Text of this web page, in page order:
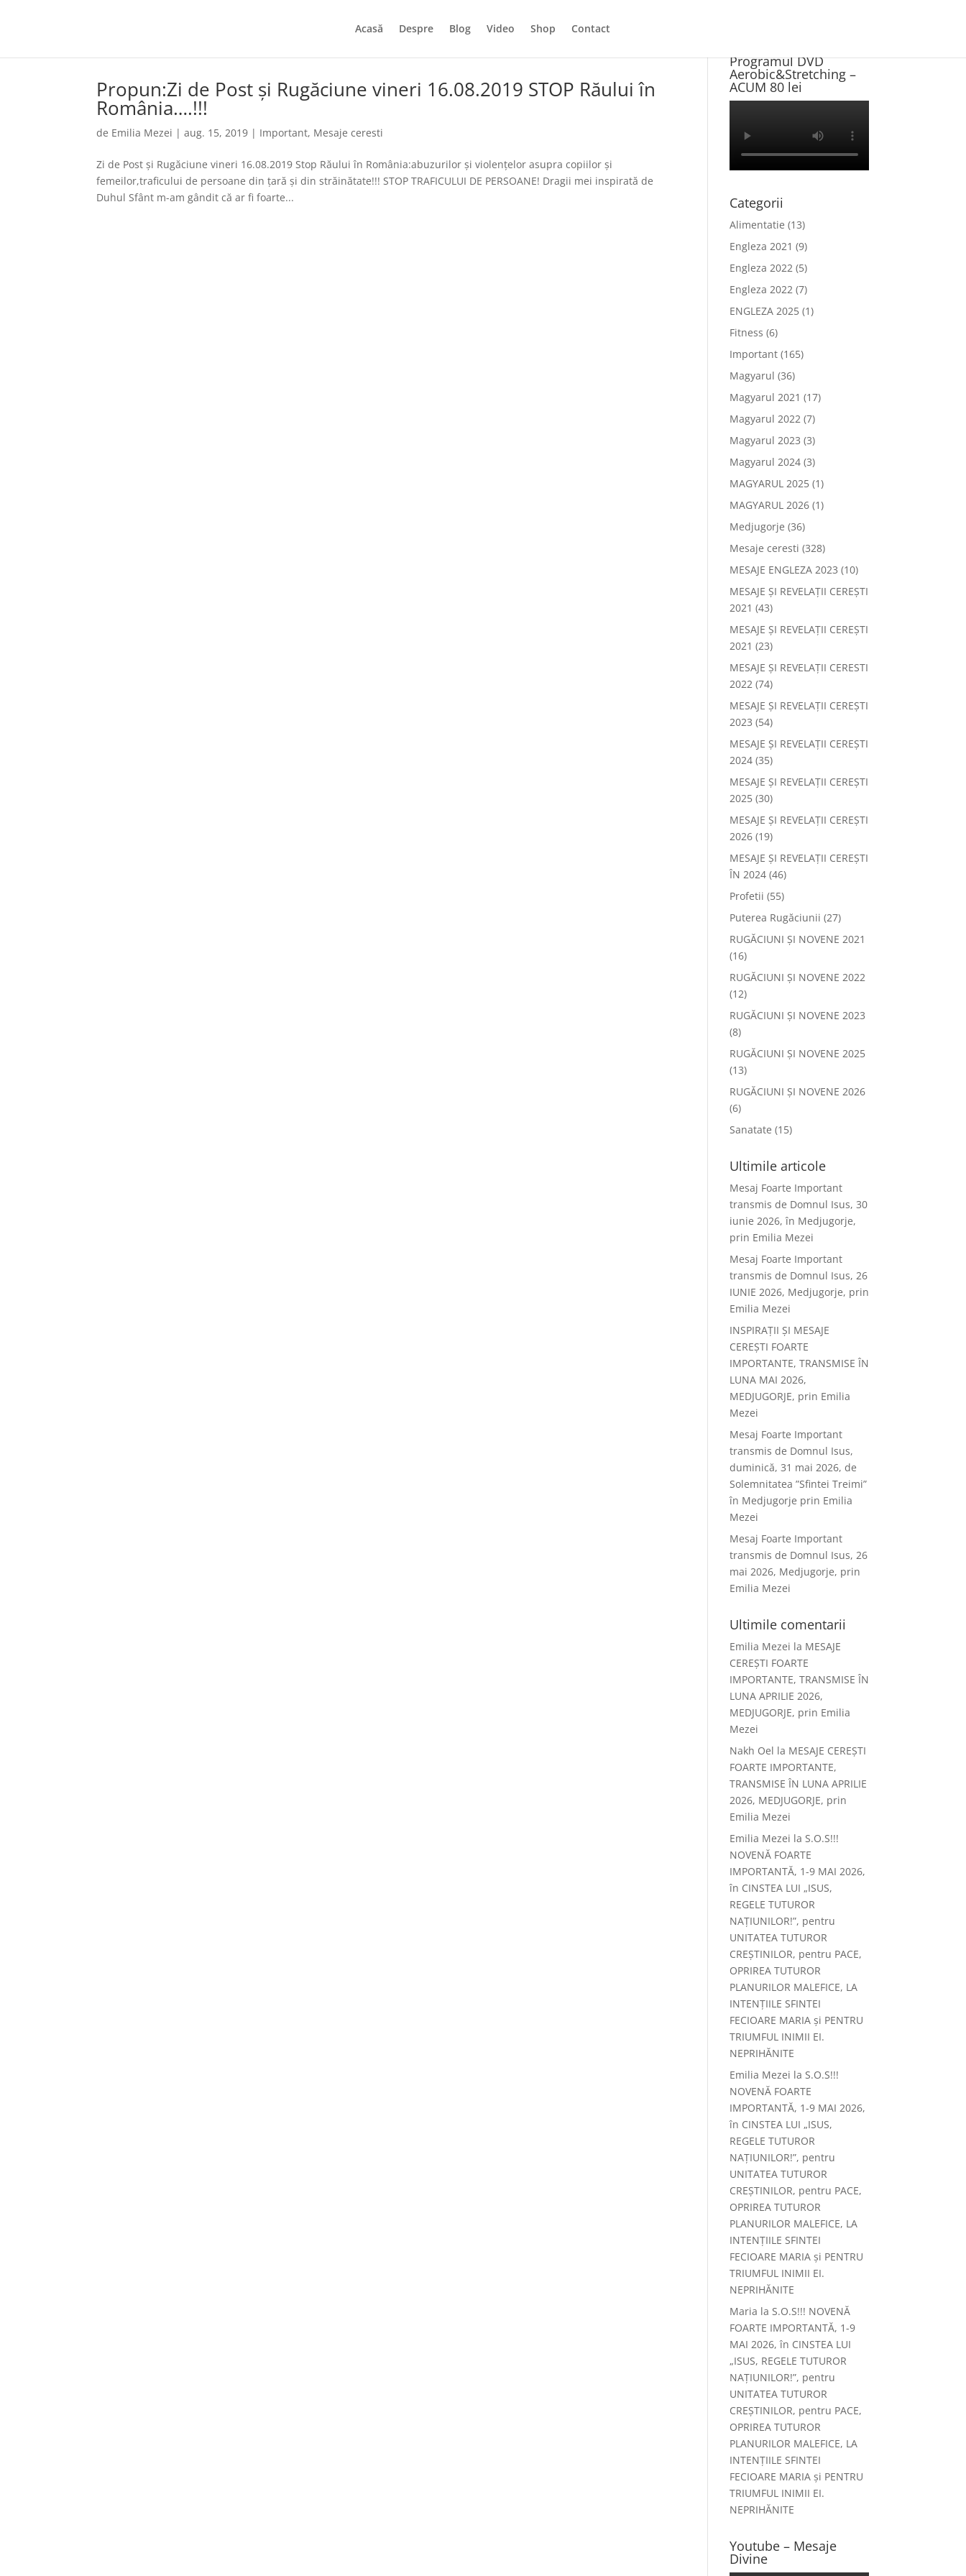
Acasă Despre Blog Video Shop Contact
Propun:Zi de Post şi Rugăciune vineri 16.08.2019 STOP Răului în
România….!!!
de Emilia Mezei |aug. 15, 2019 | Important, Mesaje ceresti
Zi de Post şi Rugăciune vineri 16.08.2019 Stop Răului în România:abuzurilor și violențelor asupra copiilor și
femeilor,traficului de persoane din țară și din străinătate!!! STOP TRAFICULUI DE PERSOANE! Dragii mei inspirată de
Duhul Sfânt m-am gândit că ar fi foarte...
Programul DVD
Aerobic&Stretching –
ACUM 80 lei
Categorii
Alimentatie (13)
Engleza 2021 (9)
Engleza 2022 (5)
Engleza 2022 (7)
ENGLEZA 2025 (1)
Fitness (6)
Important (165)
Magyarul (36)
Magyarul 2021 (17)
Magyarul 2022 (7)
Magyarul 2023 (3)
Magyarul 2024 (3)
MAGYARUL 2025 (1)
MAGYARUL 2026 (1)
Medjugorje (36)
Mesaje ceresti (328)
MESAJE ENGLEZA 2023 (10)
MESAJE ȘI REVELAȚII CEREȘTI
2021 (43)
MESAJE ȘI REVELAȚII CEREȘTI
2021 (23)
MESAJE ȘI REVELAȚII CERESTI
2022 (74)
MESAJE ȘI REVELAȚII CEREȘTI
2023 (54)
MESAJE ȘI REVELAȚII CEREȘTI
2024 (35)
MESAJE ȘI REVELAȚII CEREȘTI
2025 (30)
MESAJE ȘI REVELAȚII CEREȘTI
2026 (19)
MESAJE ȘI REVELAȚII CEREȘTI
ÎN 2024 (46)
Profetii (55)
Puterea Rugăciunii (27)
RUGĂCIUNI ȘI NOVENE 2021
(16)
RUGĂCIUNI ȘI NOVENE 2022
(12)
RUGĂCIUNI ȘI NOVENE 2023
(8)
RUGĂCIUNI ȘI NOVENE 2025
(13)
RUGĂCIUNI ȘI NOVENE 2026
(6)
Sanatate (15)
Ultimile articole
Mesaj Foarte Important
transmis de Domnul Isus, 30
iunie 2026, în Medjugorje,
prin Emilia Mezei
Mesaj Foarte Important
transmis de Domnul Isus, 26
IUNIE 2026, Medjugorje, prin
Emilia Mezei
INSPIRAȚII ȘI MESAJE
CEREȘTI FOARTE
IMPORTANTE, TRANSMISE ÎN
LUNA MAI 2026,
MEDJUGORJE, prin Emilia
Mezei
Mesaj Foarte Important
transmis de Domnul Isus,
duminică, 31 mai 2026, de
Solemnitatea ”Sfintei Treimi”
în Medjugorje prin Emilia
Mezei
Mesaj Foarte Important
transmis de Domnul Isus, 26
mai 2026, Medjugorje, prin
Emilia Mezei
Ultimile comentarii
Emilia Mezei la MESAJE
CEREȘTI FOARTE
IMPORTANTE, TRANSMISE ÎN
LUNA APRILIE 2026,
MEDJUGORJE, prin Emilia
Mezei
Nakh Oel la MESAJE CEREȘTI
FOARTE IMPORTANTE,
TRANSMISE ÎN LUNA APRILIE
2026, MEDJUGORJE, prin
Emilia Mezei
Emilia Mezei laS.O.S!!!
NOVENĂ FOARTE
IMPORTANTĂ, 1-9 MAI 2026,
în CINSTEA LUI „ISUS,
REGELE TUTUROR
NAȚIUNILOR!”, pentru
UNITATEA TUTUROR
CREȘTINILOR, pentru PACE,
OPRIREA TUTUROR
PLANURILOR MALEFICE, LA
INTENȚIILE SFINTEI
FECIOARE MARIA și PENTRU
TRIUMFUL INIMII EI.
NEPRIHĂNITE
Emilia Mezei laS.O.S!!!
NOVENĂ FOARTE
IMPORTANTĂ, 1-9 MAI 2026,
în CINSTEA LUI „ISUS,
REGELE TUTUROR
NAȚIUNILOR!”, pentru
UNITATEA TUTUROR
CREȘTINILOR, pentru PACE,
OPRIREA TUTUROR
PLANURILOR MALEFICE, LA
INTENȚIILE SFINTEI
FECIOARE MARIA și PENTRU
TRIUMFUL INIMII EI.
NEPRIHĂNITE
Maria laS.O.S!!! NOVENĂ
FOARTE IMPORTANTĂ, 1-9
MAI 2026, în CINSTEA LUI
„ISUS, REGELE TUTUROR
NAȚIUNILOR!”, pentru
UNITATEA TUTUROR
CREȘTINILOR, pentru PACE,
OPRIREA TUTUROR
PLANURILOR MALEFICE, LA
INTENȚIILE SFINTEI
FECIOARE MARIA și PENTRU
TRIUMFUL INIMII EI.
NEPRIHĂNITE
Youtube – Mesaje
Divine